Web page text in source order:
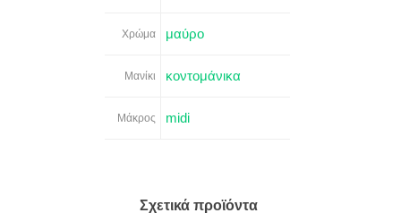
Χρώμα μαύρο
Μανίκι κοντομάνικα
Μάκρος midi
Σχετικά προϊόντα